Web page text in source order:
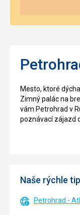
Mesto, ktoré
Zimný palác na
vám Petrohrad v
poznávací zájazd
Naše rýchle
Petrohrad -